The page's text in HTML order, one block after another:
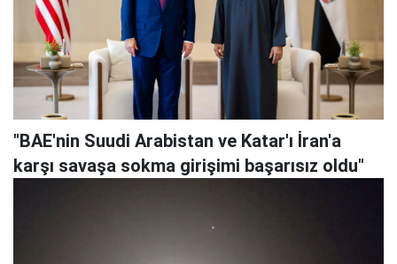
"BAE'nin Suudi Arabistan ve Katar'ı İran'a
karşı savaşa sokma girişimi başarısız oldu"